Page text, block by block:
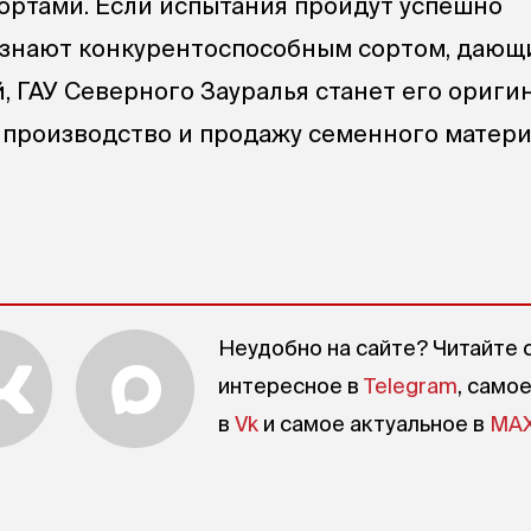
конкурентоспособным сортом,
ГАУ Северного Зауралья станет его
и продажу семенного
Неудобно на сайте? Читайте
интересное в Telegram,
в Vk и самое актуальное в